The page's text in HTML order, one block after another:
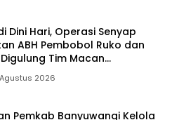
Dini Hari, Operasi Senyap
ABH Pembobol Ruko dan
Tim Macan
2026
Pemkab Banyuwangi Kelola